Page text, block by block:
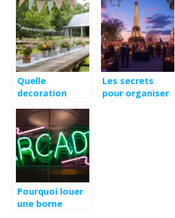
de vos
événements
festifs : établir
un
chronogramme
efficace
idees pour
organiser
l’anniversaire
d’un enfant de 3
ans a la maison
Quelle
decoration
un bapteme : 10
idees de
chemins de
table rustiques
Les secrets
pour organiser
Pourquoi louer
une borne